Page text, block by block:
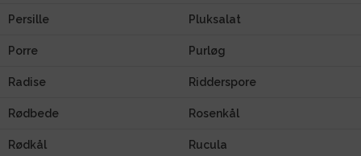
Persille Pluksalat
Porre Purløg
Radise Ridderspore
Rødbede Rosenkål
Rødkål Rucula